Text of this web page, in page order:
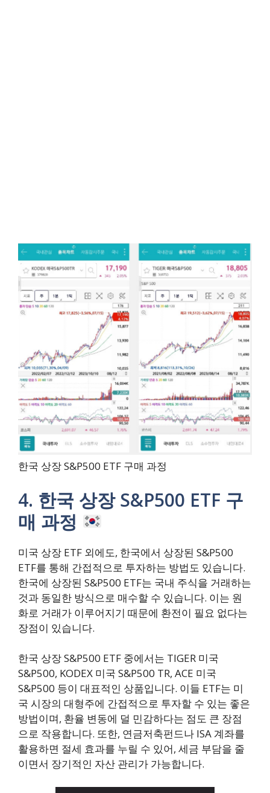
한국 상장 S&P500 ETF 구매 과정
4. 한국 상장 S&P500 ETF 구
매 과정
미국 상장 ETF 외에도, 한국에서 상장된 S&P500
ETF를 통해 간접적으로 투자하는 방법도 있습니다.
한국에 상장된 S&P500 ETF는 국내 주식을 거래하는
것과 동일한 방식으로 매수할 수 있습니다. 이는 원
화로 거래가 이루어지기 때문에 환전이 필요 없다는
장점이 있습니다.
한국 상장 S&P500 ETF 중에서는 TIGER 미국
S&P500, KODEX 미국 S&P500 TR, ACE 미국
S&P500 등이 대표적인 상품입니다. 이들 ETF는 미
국 시장의 대형주에 간접적으로 투자할 수 있는 좋은
방법이며, 환율 변동에 덜 민감하다는 점도 큰 장점
으로 작용합니다. 또한, 연금저축펀드나 ISA 계좌를
활용하면 절세 효과를 누릴 수 있어, 세금 부담을 줄
이면서 장기적인 자산 관리가 가능합니다.